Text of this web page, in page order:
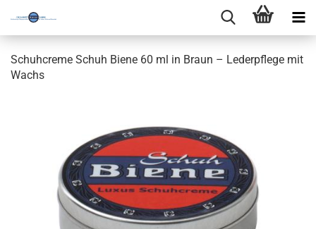
Schuhcreme Schuh Biene 60 ml in Braun – Lederpflege mit
Wachs